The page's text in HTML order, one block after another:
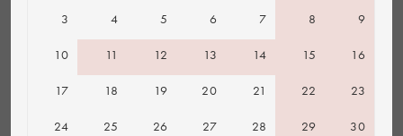
3 4 5 6 7 8 9
10 11 12 13 14 15 16
17 18 19 20 21 22 23
24 25 26 27 28 29 30